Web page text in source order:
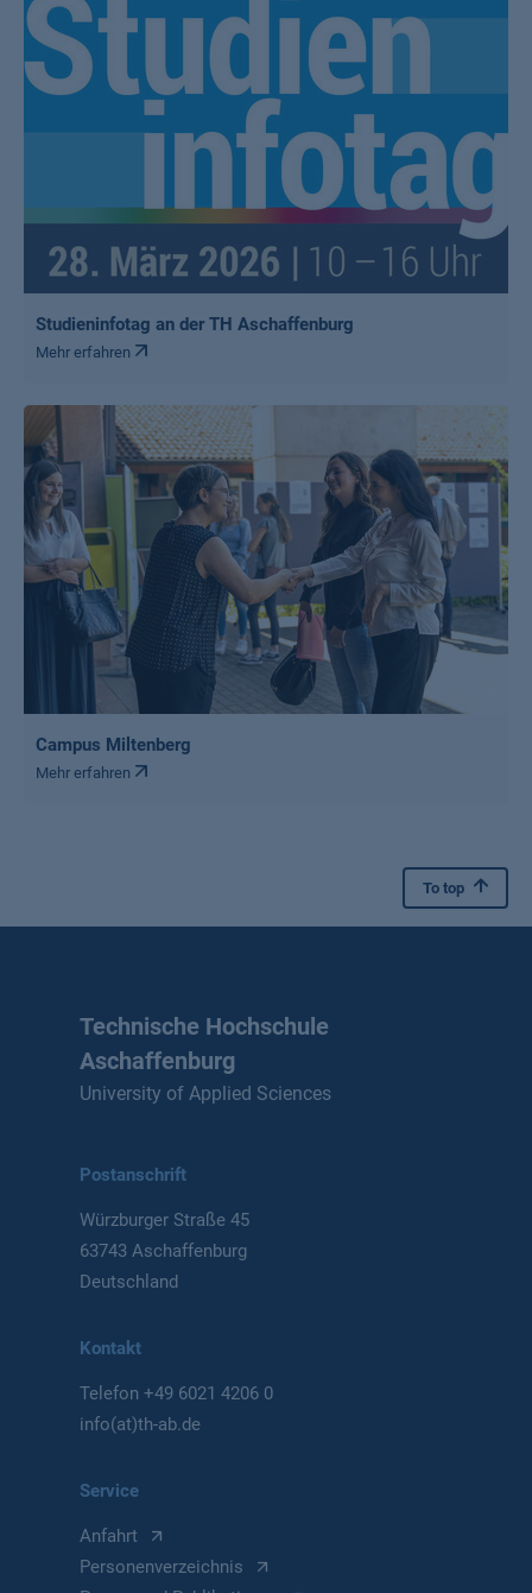
Studieninfotag an der TH Aschaffenburg
Mehr erfahren
Campus Miltenberg
Mehr erfahren
To top
Technische Hochschule
Aschaffenburg
University of Applied Sciences
Postanschrift
Würzburger Straße 45
63743 Aschaffenburg
Deutschland
Kontakt
Telefon+49 6021 4206 0
info(at)th-ab.de
Service
Anfahrt
Personenverzeichnis